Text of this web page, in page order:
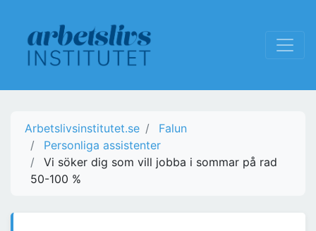
Arbetslivsinstitutet.se
Falun
Personliga assistenter
Vi söker dig som vill jobba i sommar på rad
50-100 %